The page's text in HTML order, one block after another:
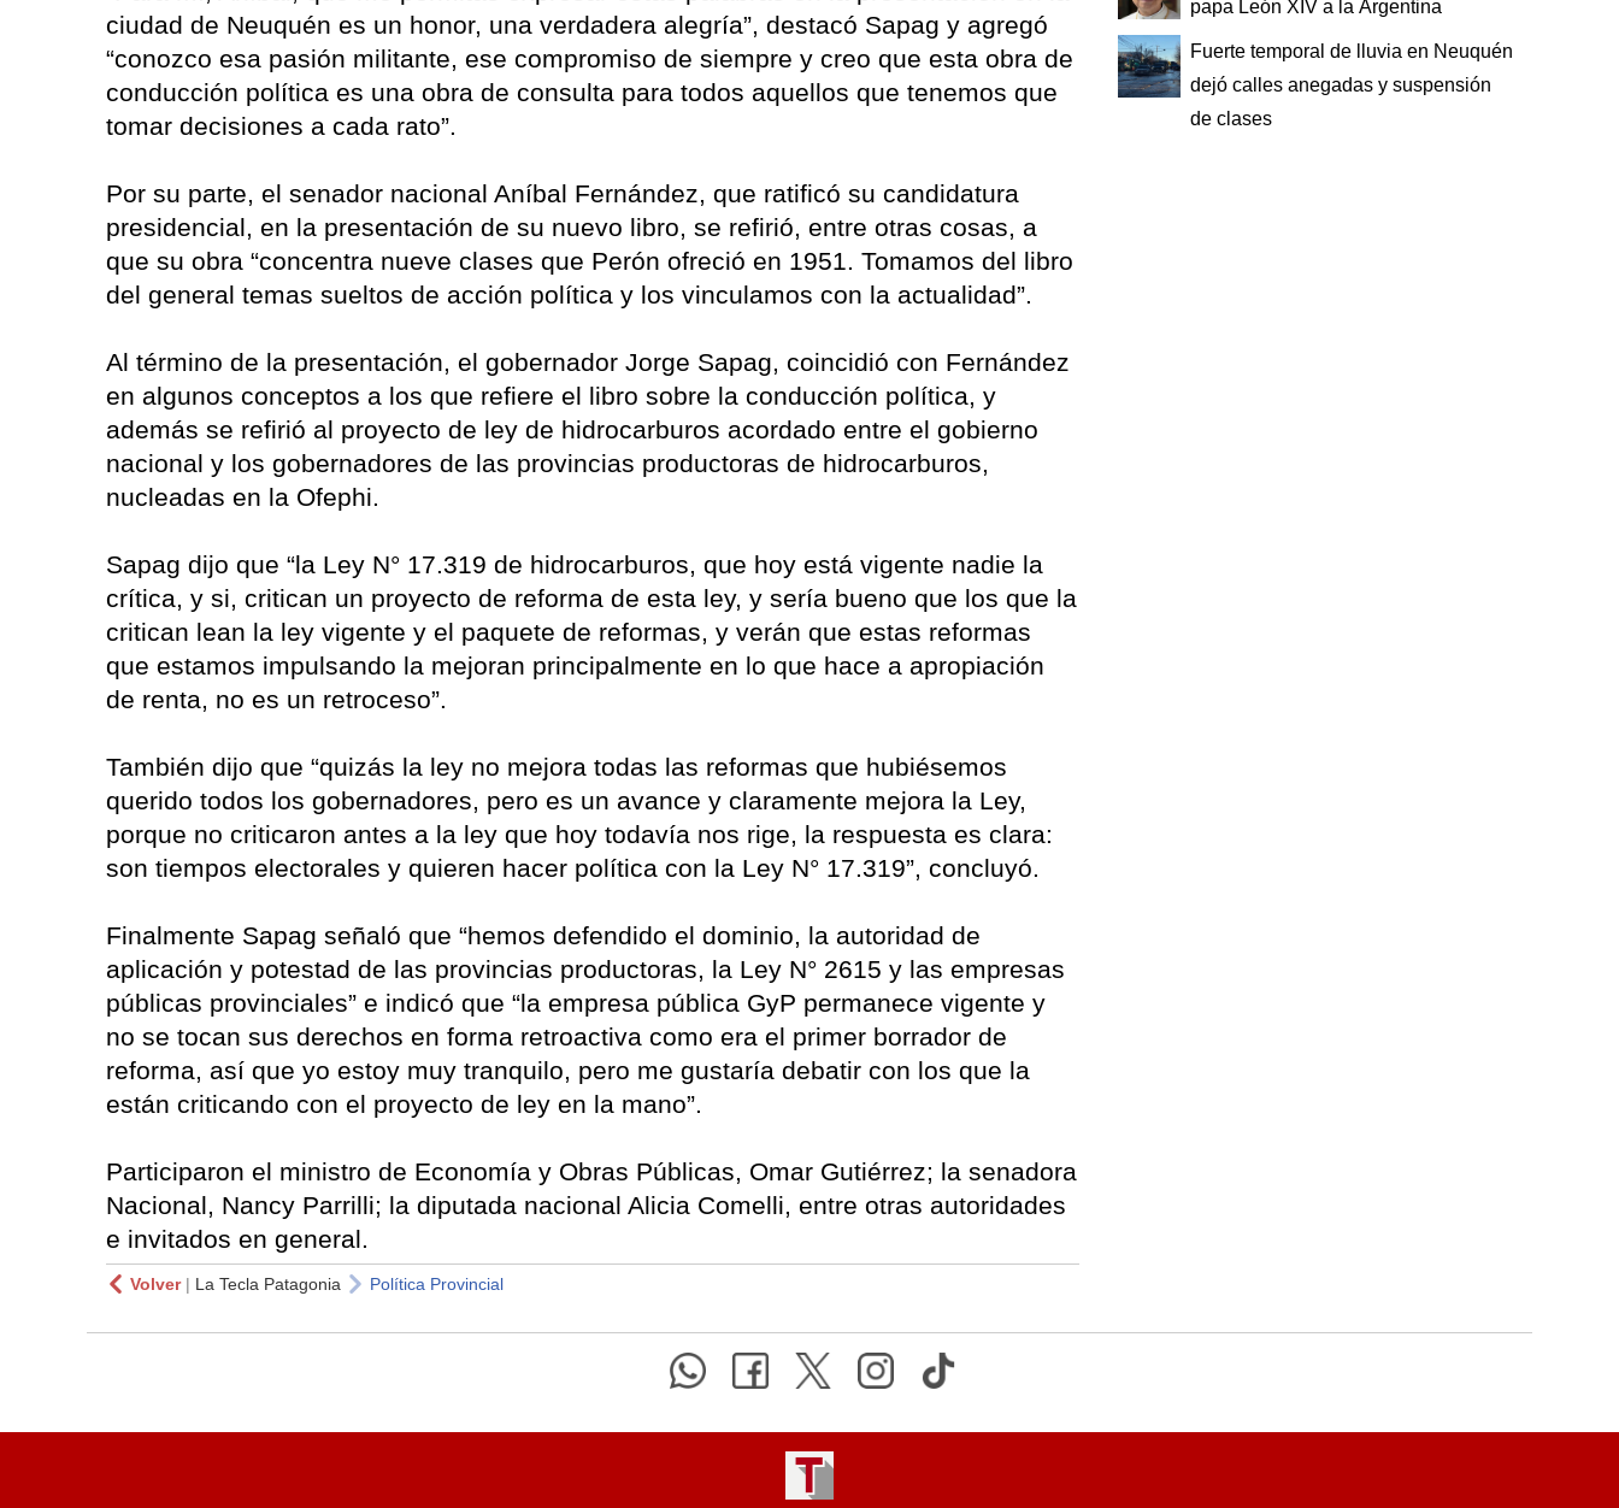
ciudad de Neuquén es un honor, una verdadera alegría”, destacó Sapag y agregó
“conozco esa pasión militante, ese compromiso de siempre y creo que esta obra de
conducción política es una obra de consulta para todos aquellos que tenemos que
tomar decisiones a cada rato”.
Por su parte, el senador nacional Aníbal Fernández, que ratificó su candidatura
presidencial, en la presentación de su nuevo libro, se refirió, entre otras cosas, a
que su obra “concentra nueve clases que Perón ofreció en 1951. Tomamos del libro
del general temas sueltos de acción política y los vinculamos con la actualidad”.
Al término de la presentación, el gobernador Jorge Sapag, coincidió con Fernández
en algunos conceptos a los que refiere el libro sobre la conducción política, y
además se refirió al proyecto de ley de hidrocarburos acordado entre el gobierno
nacional y los gobernadores de las provincias productoras de hidrocarburos,
nucleadas en la Ofephi.
Sapag dijo que “la Ley N° 17.319 de hidrocarburos, que hoy está vigente nadie la
crítica, y si, critican un proyecto de reforma de esta ley, y sería bueno que los que la
critican lean la ley vigente y el paquete de reformas, y verán que estas reformas
que estamos impulsando la mejoran principalmente en lo que hace a apropiación
de renta, no es un retroceso”.
También dijo que “quizás la ley no mejora todas las reformas que hubiésemos
querido todos los gobernadores, pero es un avance y claramente mejora la Ley,
porque no criticaron antes a la ley que hoy todavía nos rige, la respuesta es clara:
son tiempos electorales y quieren hacer política con la Ley N° 17.319”, concluyó.
Finalmente Sapag señaló que “hemos defendido el dominio, la autoridad de
aplicación y potestad de las provincias productoras, la Ley N° 2615 y las empresas
públicas provinciales” e indicó que “la empresa pública GyP permanece vigente y
no se tocan sus derechos en forma retroactiva como era el primer borrador de
reforma, así que yo estoy muy tranquilo, pero me gustaría debatir con los que la
están criticando con el proyecto de ley en la mano”.
Participaron el ministro de Economía y Obras Públicas, Omar Gutiérrez; la senadora
Nacional, Nancy Parrilli; la diputada nacional Alicia Comelli, entre otras autoridades
e invitados en general.
Volver| La Tecla Patagonia Política Provincial
papa León XIV a la Argentina
Fuerte temporal de lluvia en Neuquén
dejó calles anegadas y suspensión
de clases